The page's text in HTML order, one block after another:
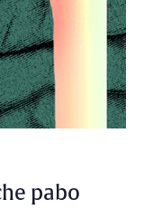
pabo